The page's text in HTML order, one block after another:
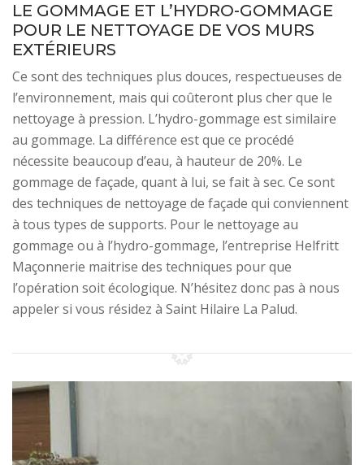
LE GOMMAGE ET L’HYDRO-GOMMAGE
POUR LE NETTOYAGE DE VOS MURS
EXTÉRIEURS
Ce sont des techniques plus douces, respectueuses de
l’environnement, mais qui coûteront plus cher que le
nettoyage à pression. L’hydro-gommage est similaire
au gommage. La différence est que ce procédé
nécessite beaucoup d’eau, à hauteur de 20%. Le
gommage de façade, quant à lui, se fait à sec. Ce sont
des techniques de nettoyage de façade qui conviennent
à tous types de supports. Pour le nettoyage au
gommage ou à l’hydro-gommage, l’entreprise Helfritt
Maçonnerie maitrise des techniques pour que
l’opération soit écologique. N’hésitez donc pas à nous
appeler si vous résidez à Saint Hilaire La Palud.